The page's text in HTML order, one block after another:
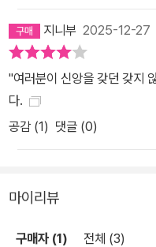
지니부 2025-12-27
"여러분이 신앙을 갖던 갖지
다.
공감 (1) 댓글 (0)
마이리뷰
구매자 (1) 전체 (3)